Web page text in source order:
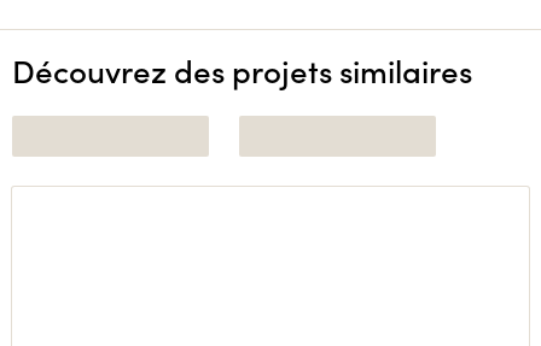
Découvrez des projets similaires